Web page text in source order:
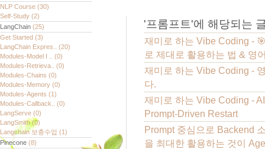
NLP Course (30)
Self-Study (2)
LangChain (25)
Get Started (3)
LangChain Expres.. (20)
Modules-Model I .. (0)
Modules-Retrieva.. (0)
Modules-Chains (0)
Modules-Memory (0)
Modules-Agents (1)
Modules-Callback.. (0)
LangServe (0)
LangSmith(0)
Langchain 보충수업 (1)
Pinecone (8)
'프롬프트'에 해당되는
재미로 하는 Vibe Coding -
로 제대로 활용하는 법 & 영
재미로 하는 Vibe Coding -
다.
재미로 하는 Vibe Coding -
Prompt-Driven Restart
Prompt 중심으로 Backend
을 최대한 활용하는 것이